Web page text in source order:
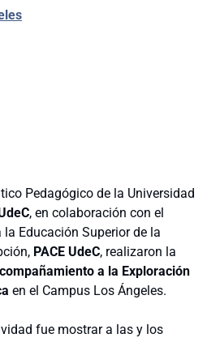
Pedagógico de la Universidad
, en colaboración con el
Educación Superior de la
PACE UdeC, realizaron la
a la Exploración
en el Campus Los Ángeles.
fue mostrar a las y los